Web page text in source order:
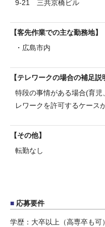
9-21 三共京橋ビル
客先作業での主な勤務地
・広島市内
テレワークの場合の補足説
特段の事情がある場合(育
レワークを許可するケース
その他
転勤なし
応募要件
学歴：大卒以上（高専卒も可）